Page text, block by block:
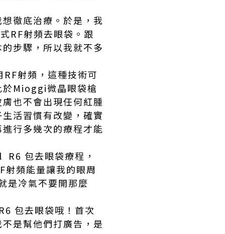
徹底治療。於是，我
RF射頻去眼袋。跟
步驟，所以我就不多
射頻，這種技術可
於Mioggi微晶眼袋槍
也不會出現任何紅腫
活習慣有改變，確實
行多幾次的療程才能
包去眼袋療程，
射頻能量讓我的眼周
是冷氣不要開那麼
包去眼袋哦！首次
是幫他們打廣告，是